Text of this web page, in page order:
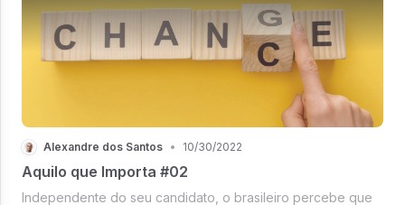
Alexandre dos Santos • 10/30/2022
Aquilo que Importa #02
Independente do seu candidato, o brasileiro percebe que